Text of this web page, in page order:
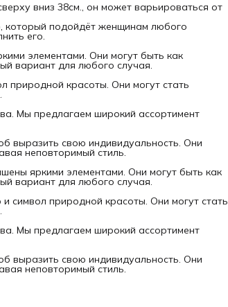
вниз 38см., он может варьироваться от
который подойдёт женщинам любого
его.
элементами. Они могут быть как
вариант для любого случая.
природной красоты. Они могут стать
Мы предлагаем широкий ассортимент
выразить свою индивидуальность. Они
неповторимый стиль.
яркими элементами. Они могут быть как
вариант для любого случая.
символ природной красоты. Они могут стать
Мы предлагаем широкий ассортимент
выразить свою индивидуальность. Они
неповторимый стиль.